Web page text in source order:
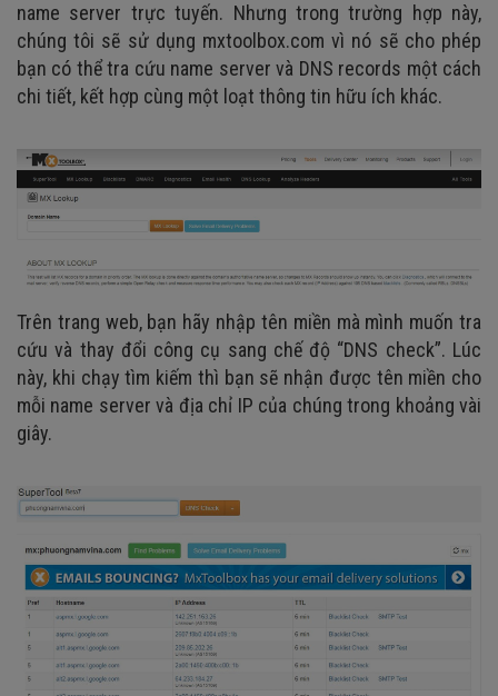
name server trực tuyến. Nhưng trong trường hợp này,
chúng tôi sẽ sử dụng mxtoolbox.com vì nó sẽ cho phép
bạn có thể tra cứu name server và DNS records một cách
chi tiết, kết hợp cùng một loạt thông tin hữu ích khác.
Trên trang web, bạn hãy nhập tên miền mà mình muốn tra
cứu và thay đổi công cụ sang chế độ “DNS check”. Lúc
này, khi chạy tìm kiếm thì bạn sẽ nhận được tên miền cho
mỗi name server và địa chỉ IP của chúng trong khoảng vài
giây.